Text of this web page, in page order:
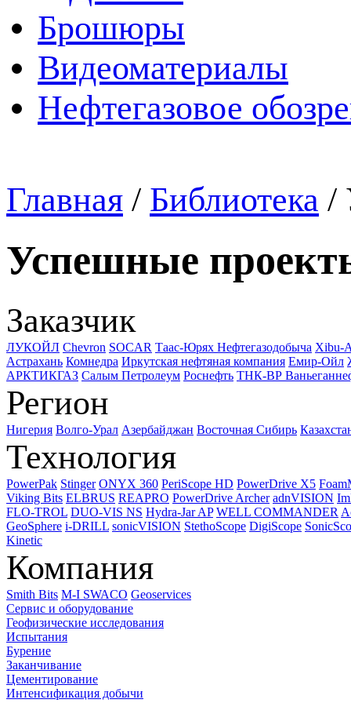
Брошюры
Видеоматериалы
Нефтегазовое
Главная / Библиотека /
Успешные
Заказчик
ЛУКОЙЛ Chevron SOCAR Таас-Юрях Нефтегазодобыча Xibu-
Астрахань Комнедра Иркутская нефтяная компания Емир-Ойл
АРКТИКГАЗ Салым Петролеум Роснефть ТНК-ВР
Регион
Нигерия Волго-Урал Азербайджан Восточная Сибирь
Технология
PowerPak Stinger ONYX 360 PeriScope HD PowerDrive X5
Viking Bits ELBRUS REAPRO PowerDrive Archer adnVISION
FLO-TROL DUO-VIS NS Hydra-Jar AP WELL COMMANDER
GeoSphere i-DRILL sonicVISION StethoScope DigiScope
Kinetic
Компания
Smith Bits M-I SWACO Geoservices
Сервис и оборудование
Геофизические исследования
Испытания
Бурение
Заканчивание
Цементирование
Интенсификация добычи